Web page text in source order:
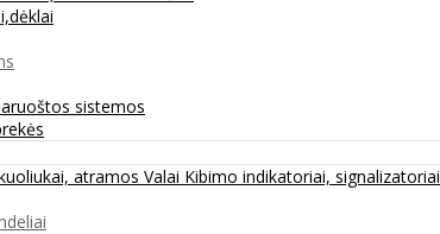
sistemos
atramos Valai Kibimo indikatoriai, signalizatoriai